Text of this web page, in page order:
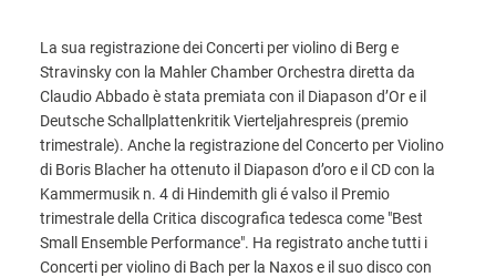
La sua registrazione dei Concerti per violino di Berg e
Stravinsky con la Mahler Chamber Orchestra diretta da
Claudio Abbado è stata premiata con il Diapason d’Or e il
Deutsche Schallplattenkritik Vierteljahrespreis (premio
trimestrale). Anche la registrazione del Concerto per Violino
di Boris Blacher ha ottenuto il Diapason d’oro e il CD con la
Kammermusik n. 4 di Hindemith gli é valso il Premio
trimestrale della Critica discografica tedesca come "Best
Small Ensemble Performance". Ha registrato anche tutti i
Concerti per violino di Bach per la Naxos e il suo disco con